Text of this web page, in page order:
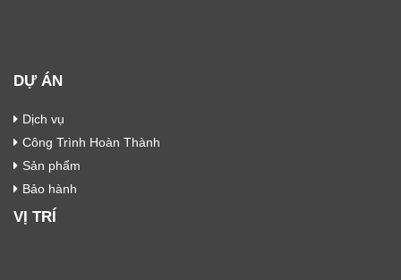
DỰ ÁN
Dịch vụ
Công Trình Hoàn Thành
Sản phẩm
Bảo hành
VỊ TRÍ